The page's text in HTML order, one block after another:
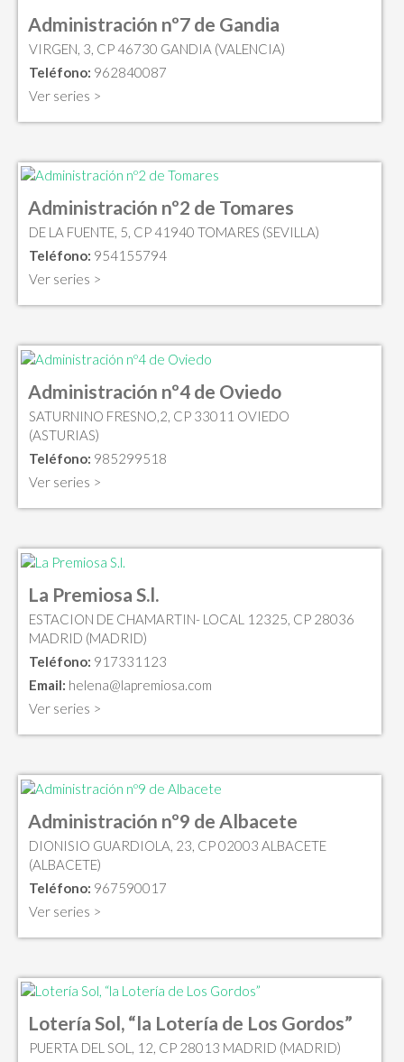
Administración nº7 de Gandia
VIRGEN, 3, CP 46730 GANDIA (VALENCIA)
Teléfono: 962840087
Ver series >
Administración nº2 de Tomares
DE LA FUENTE, 5, CP 41940 TOMARES (SEVILLA)
Teléfono: 954155794
Ver series >
Administración nº4 de Oviedo
SATURNINO FRESNO,2, CP 33011 OVIEDO
(ASTURIAS)
Teléfono: 985299518
Ver series >
La Premiosa S.l.
ESTACION DE CHAMARTIN- LOCAL 12325, CP 28036
MADRID (MADRID)
Teléfono: 917331123
Email: helena@lapremiosa.com
Ver series >
Administración nº9 de Albacete
DIONISIO GUARDIOLA, 23, CP 02003 ALBACETE
(ALBACETE)
Teléfono: 967590017
Ver series >
Lotería Sol, “la Lotería de Los Gordos”
PUERTA DEL SOL, 12, CP 28013 MADRID (MADRID)